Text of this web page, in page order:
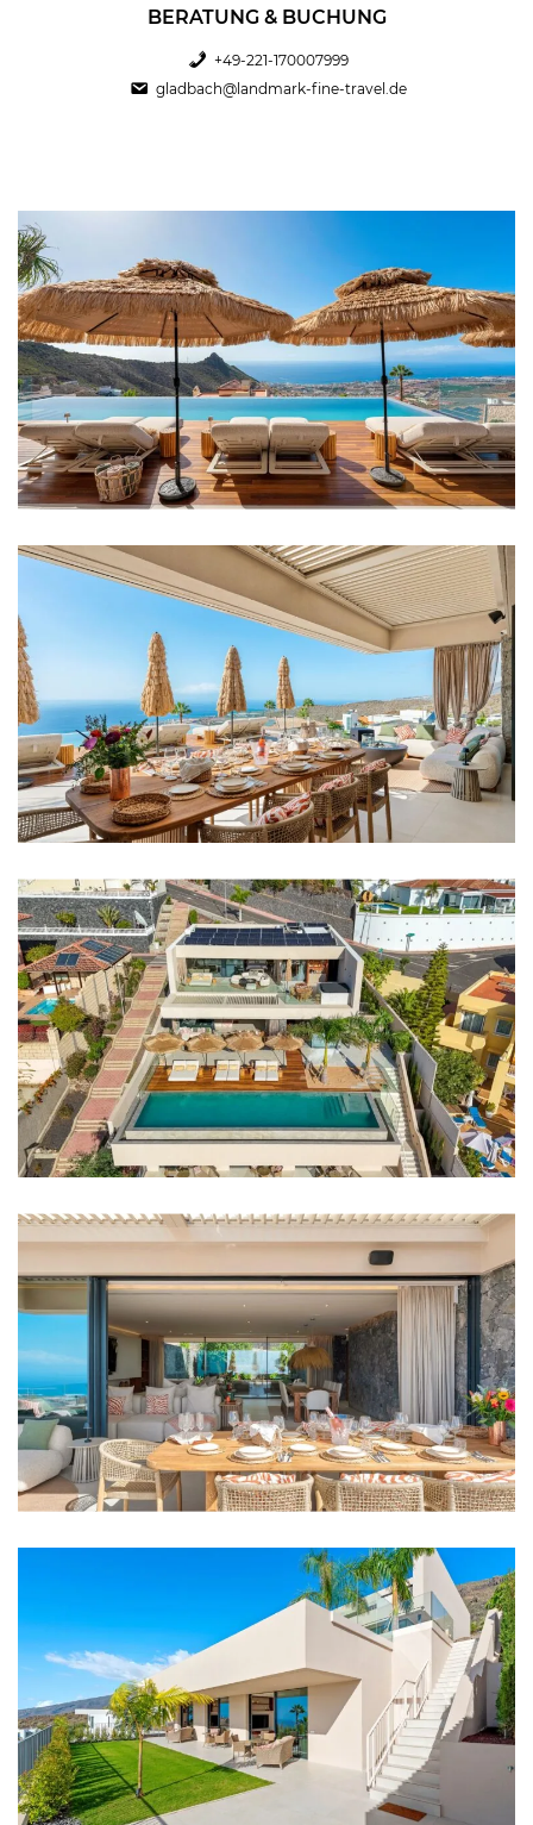
BERATUNG & BUCHUNG
+49-221-170007999
gladbach@landmark-fine-travel.de